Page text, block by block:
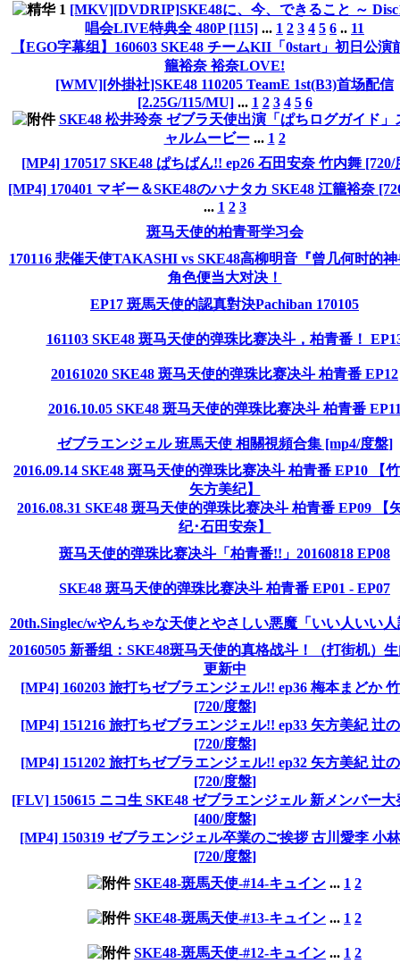
[MKV][DVDRIP]SKE48に、今、できること ～
唱会LIVE特典全 480P [115] ... 1 2 3 4 5 6 .. 11
【EGO字幕组】160603 SKE48 チームKII「0start」初日公演
籠裕奈 裕奈LOVE!
[WMV][外掛社]SKE48 110205 TeamE 1st(B3)首场配信
[2.25G/115/MU] ... 1 2 3 4 5 6
SKE48 松井玲奈 ゼブラ天使出演「ぱちログガイド」
ャルムービー ... 1 2
[MP4] 170517 SKE48 ぱちばん!! ep26 石田安奈 竹内舞 [720/
[MP4] 170401 マギー＆SKE48のハナタカ SKE48 江籠裕奈
... 1 2 3
斑马天使的柏青哥学习会
170116 悲催天使TAKASHI vs SKE48高柳明音『曾几何时的
角色便当大对决！
EP17 斑馬天使的認真對決Pachiban 170105
161103 SKE48 斑马天使的弹珠比赛决斗，柏青番！
20161020 SKE48 斑马天使的弹珠比赛决斗 柏青番 EP12
2016.10.05 SKE48 斑马天使的弹珠比赛决斗 柏青番
ゼブラエンジェル 班馬天使 相關視頻合集 [mp4/度盤]
2016.09.14 SKE48 斑马天使的弹珠比赛决斗 柏青番 EP10 【
矢方美纪】
2016.08.31 SKE48 斑马天使的弹珠比赛决斗 柏青番 EP09 【
纪･石田安奈】
斑马天使的弹珠比赛决斗「柏青番!!」20160818 EP08
SKE48 斑马天使的弹珠比赛决斗 柏青番 EP01 - EP07
20th.Singlec/wやんちゃな天使とやさしい悪魔「いい人いい
20160505 新番组：SKE48斑马天使的真格战斗！（打街机）
更新中
[MP4] 160203 旅打ちゼブラエンジェル!! ep36 梅本まどか
[720/度盤]
[MP4] 151216 旅打ちゼブラエンジェル!! ep33 矢方美紀 辻
[720/度盤]
[MP4] 151202 旅打ちゼブラエンジェル!! ep32 矢方美紀 辻
[720/度盤]
[FLV] 150615 ニコ生 SKE48 ゼブラエンジェル 新メンバー大
[400/度盤]
[MP4] 150319 ゼブラエンジェル卒業のご挨拶 古川愛李 小
[720/度盤]
SKE48-斑馬天使-#14-キュイン ... 1 2
SKE48-斑馬天使-#13-キュイン ... 1 2
SKE48-斑馬天使-#12-キュイン ... 1 2